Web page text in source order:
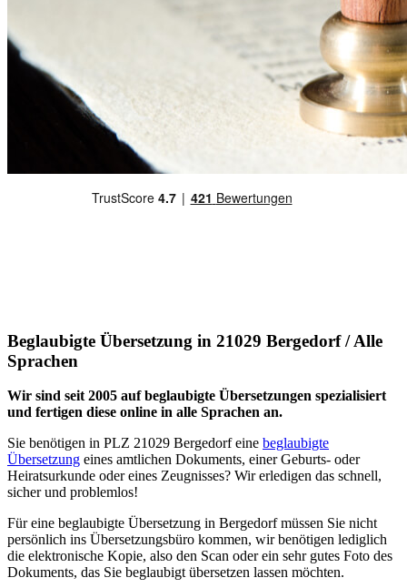
Beglaubigte Übersetzung in 21029 Bergedorf / Alle
Sprachen
Wir sind seit 2005 auf beglaubigte Übersetzungen spezialisiert
und fertigen diese online in alle Sprachen an.
Sie benötigen in PLZ 21029 Bergedorf eine beglaubigte
Übersetzung eines amtlichen Dokuments, einer Geburts- oder
Heiratsurkunde oder eines Zeugnisses? Wir erledigen das schnell,
sicher und problemlos!
Für eine beglaubigte Übersetzung in Bergedorf müssen Sie nicht
persönlich ins Übersetzungsbüro kommen, wir benötigen lediglich
die elektronische Kopie, also den Scan oder ein sehr gutes Foto des
Dokuments, das Sie beglaubigt übersetzen lassen möchten.